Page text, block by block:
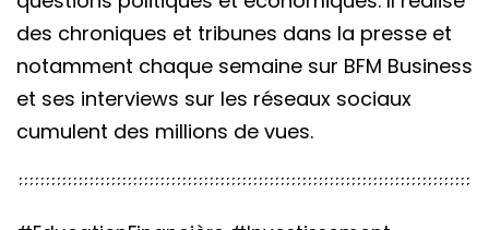
des chroniques et tribunes dans la presse et
notamment chaque semaine sur BFM Business
et ses interviews sur les réseaux sociaux
cumulent des millions de vues.